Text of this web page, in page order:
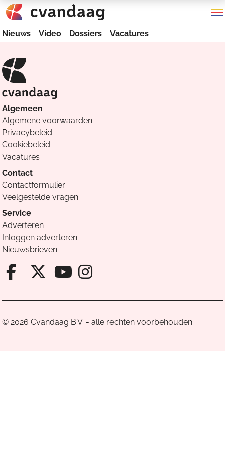
Nieuws Video Dossiers Vacatures
Algemeen
Algemene voorwaarden
Privacybeleid
Cookiebeleid
Vacatures
Contact
Contactformulier
Veelgestelde vragen
Service
Adverteren
Inloggen adverteren
Nieuwsbrieven
Facebook van Cvandaag
X van Cvandaag
Instagram van
© 2026 Cvandaag B.V. - alle rechten voorbehouden